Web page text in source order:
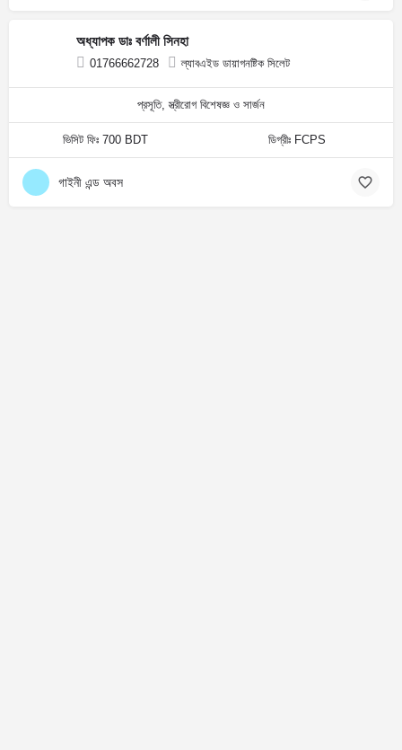
অধ্যাপক ডাঃ বর্ণালী সিনহা
01766662728 ল্যাবএইড ডায়াগনষ্টিক সিলেট
প্রসূতি, স্ত্রীরোগ বিশেষজ্ঞ ও সার্জন
ভিসিট ফিঃ 700 BDT ডিগ্রীঃ FCPS
গাইনী এন্ড অবস